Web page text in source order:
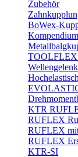
Zubehör
BoWex-
TOOLFLEX
KTR
RUFLEX
RUFLEX
RUFLEX
KTR-SI